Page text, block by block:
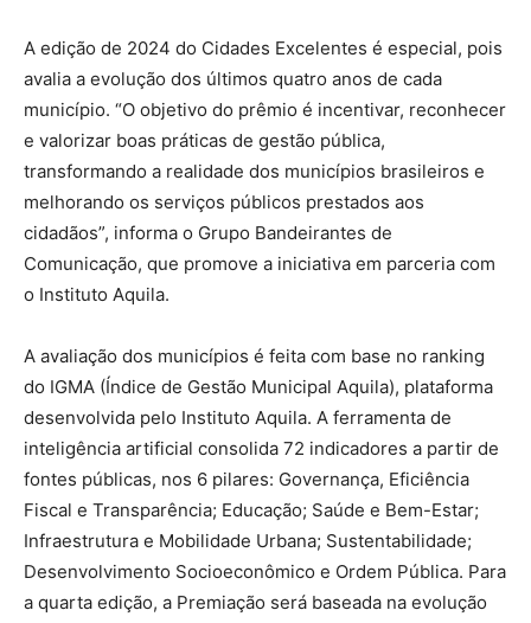
A edição de 2024 do Cidades Excelentes é especial, pois
avalia a evolução dos últimos quatro anos de cada
município. “O objetivo do prêmio é incentivar, reconhecer
e valorizar boas práticas de gestão pública,
transformando a realidade dos municípios brasileiros e
melhorando os serviços públicos prestados aos
cidadãos”, informa o Grupo Bandeirantes de
Comunicação, que promove a iniciativa em parceria com
o Instituto Aquila.
A avaliação dos municípios é feita com base no ranking
do IGMA (Índice de Gestão Municipal Aquila), plataforma
desenvolvida pelo Instituto Aquila. A ferramenta de
inteligência artificial consolida 72 indicadores a partir de
fontes públicas, nos 6 pilares: Governança, Eficiência
Fiscal e Transparência; Educação; Saúde e Bem-Estar;
Infraestrutura e Mobilidade Urbana; Sustentabilidade;
Desenvolvimento Socioeconômico e Ordem Pública. Para
a quarta edição, a Premiação será baseada na evolução